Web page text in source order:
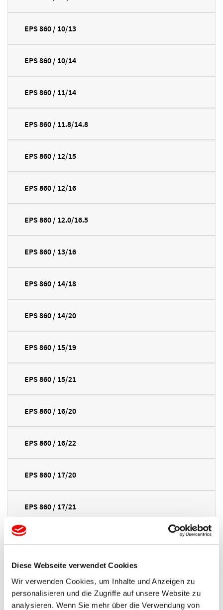
Diese Webseite verwendet Cookies
Wir verwenden Cookies, um Inhalte und Anzeigen zu
personalisieren und die Zugriffe auf unsere Website zu
analysieren. Wenn Sie mehr über die Verwendung von
EPS 860 / 10/13
EPS 860 / 10/14
EPS 860 / 11/14
EPS 860 / 11.8/14.8
EPS 860 / 12/15
EPS 860 / 12/16
EPS 860 / 12.0/16.5
EPS 860 / 13/16
EPS 860 / 14/18
EPS 860 / 14/20
EPS 860 / 15/19
EPS 860 / 15/21
EPS 860 / 16/20
EPS 860 / 16/22
EPS 860 / 17/20
EPS 860 / 17/21
EPS 860 / 18/22
EPS 860 / 18/25
EPS 860 / 20/24